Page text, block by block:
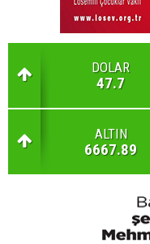
DOLAR
47.7
ALTIN
6667.89